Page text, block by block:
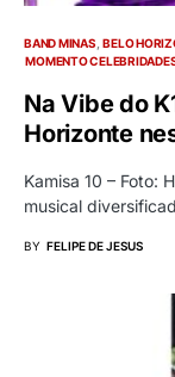
BAND MINAS BELO
MOMENTO
Na Vibe do
Horizonte
Kamisa 10 – Foto:
musical
BY FELIPE DE JESUS